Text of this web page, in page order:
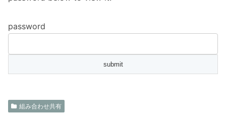
password
組み合わせ共有